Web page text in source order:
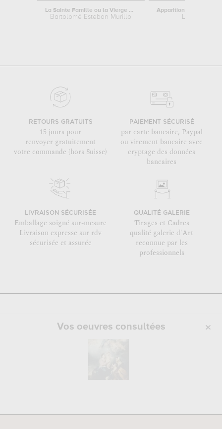
La Sainte Famille ou la Vierge de...
Bartolomé Esteban Murillo Le
RETOURS GRATUITS
15 jours pour
renvoyer gratuitement
votre commande (hors Suisse)
PAIEMENT SÉCURISÉ
par carte bancaire, Paypal
ou virement bancaire avec
cryptage des données
bancaires
LIVRAISON SÉCURISÉE
Emballage soigné sur-mesure
Livraison expresse sur rdv
sécurisée et assurée
QUALITÉ GALERIE
Tirages et Cadres
qualité galerie d'Art
reconnue par les
professionnels
Vos oeuvres consultées